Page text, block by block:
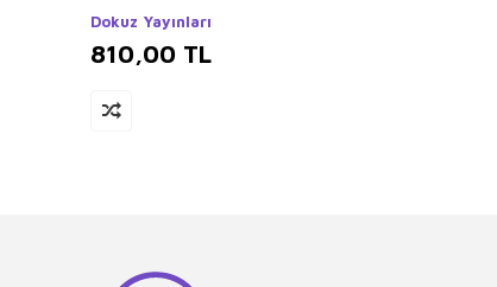
Dokuz Yayınları
810,00 TL